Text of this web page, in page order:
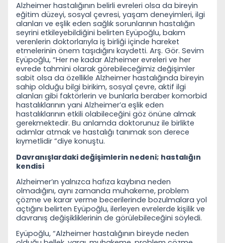
Alzheimer hastalığının belirli evreleri olsa da bireyin
eğitim düzeyi, sosyal çevresi, yaşam deneyimleri, ilgi
alanları ve eşlik eden sağlık sorunlarının hastalığın
seyrini etkileyebildiğini belirten Eyüpoğlu, bakım
verenlerin doktorlarıyla iş birliği içinde hareket
etmelerinin önem taşıdığını kaydetti. Arş. Gör. Sevim
Eyüpoğlu, “Her ne kadar Alzheimer evreleri ve her
evrede tahmini olarak görebileceğimiz değişimler
sabit olsa da özellikle Alzheimer hastalığında bireyin
sahip olduğu bilgi birikim, sosyal çevre, aktif ilgi
alanları gibi faktörlerin ve bunlarla beraber komorbid
hastalıklarının yani Alzheimer’a eşlik eden
hastalıklarının etkili olabileceğini göz önüne almak
gerekmektedir. Bu anlamda doktorunuz ile birlikte
adımlar atmak ve hastalığı tanımak son derece
kıymetlidir ”diye konuştu.
Davranışlardaki değişimlerin nedeni; hastalığın
kendisi
Alzheimer’ın yalnızca hafıza kaybına neden
olmadığını, aynı zamanda muhakeme, problem
çözme ve karar verme becerilerinde bozulmalara yol
açtığını belirten Eyüpoğlu, ilerleyen evrelerde kişilik ve
davranış değişikliklerinin de görülebileceğini söyledi.
Eyüpoğlu, “Alzheimer hastalığının bireyde neden